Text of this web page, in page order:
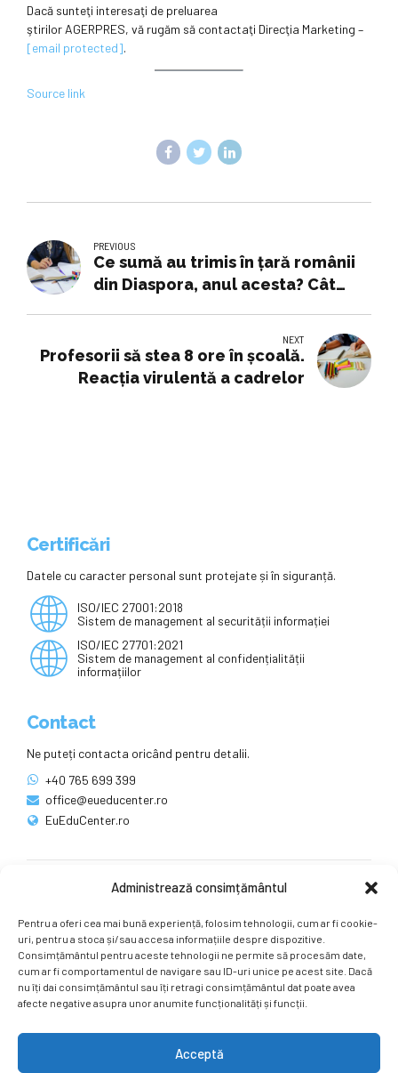
Administrează consimțământul
Pentru a oferi cea mai bună experiență, folosim tehnologii, cum ar fi cookie-
uri, pentru a stoca și/sau accesa informațiile despre dispozitive.
Consimțământul pentru aceste tehnologii ne permite să procesăm date,
cum ar fi comportamentul de navigare sau ID-uri unice pe acest site. Dacă
nu îți dai consimțământul sau îți retragi consimțământul dat poate avea
afecte negative asupra unor anumite funcționalități și funcții.
Acceptă
Dacă sunteţi interesaţi de preluarea
ştirilor AGERPRES, vă rugăm să contactaţi Direcţia Marketing –
[email protected].
Source link
PREVIOUS
Ce sumă au trimis în ţară românii
din Diaspora, anul acesta? Cât
NEXT
Profesorii să stea 8 ore în școală.
Reacția virulentă a cadrelor
Certificări
Datele cu caracter personal sunt protejate și în siguranță.
ISO/IEC 27001:2018
Sistem de management al securității informației
ISO/IEC 27701:2021
Sistem de management al confidențialității
informațiilor
Contact
Ne puteți contacta oricând pentru detalii.
+40 765 699 399
office@eueducenter.ro
EuEduCenter.ro
Ne puteți găsi și pe rețelele sociale.